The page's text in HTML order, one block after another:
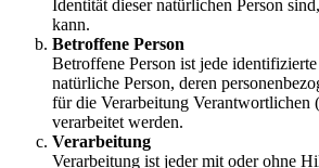
Identität dieser natürlichen Person
kann.
Betroffene Person
Betroffene Person ist jede
natürliche Person, deren
für die Verarbeitung Verantwortlichen
verarbeitet werden.
Verarbeitung
Verarbeitung ist jeder mit oder ohne